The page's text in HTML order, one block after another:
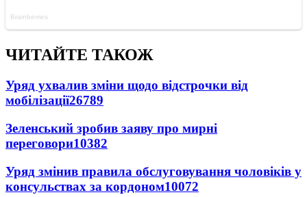
ЧИТАЙТЕ ТАКОЖ
Уряд ухвалив зміни щодо відстрочки від
мобілізації26789
Зеленський зробив заяву про мирні
переговори10382
Уряд змінив правила обслуговування чоловіків у
консульствах за кордоном10072